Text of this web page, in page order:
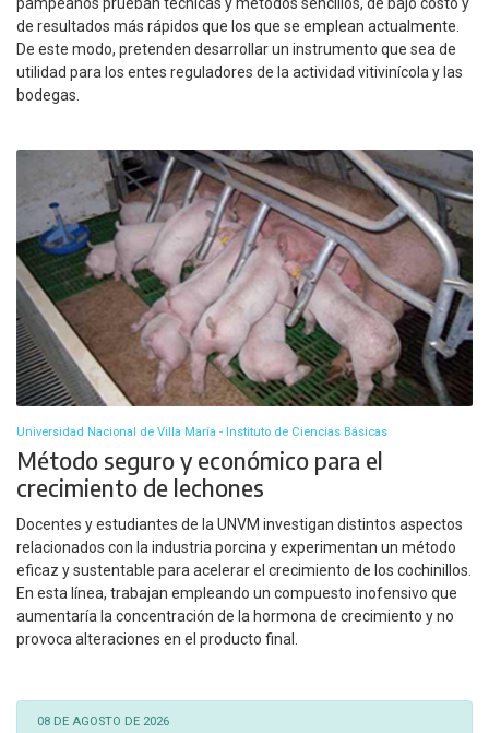
pampeanos prueban técnicas y métodos sencillos, de bajo costo y
de resultados más rápidos que los que se emplean actualmente.
De este modo, pretenden desarrollar un instrumento que sea de
utilidad para los entes reguladores de la actividad vitivinícola y las
bodegas.
Universidad Nacional de Villa María - Instituto de Ciencias Básicas
Método seguro y económico para el
crecimiento de lechones
Docentes y estudiantes de la UNVM investigan distintos aspectos
relacionados con la industria porcina y experimentan un método
eficaz y sustentable para acelerar el crecimiento de los cochinillos.
En esta línea, trabajan empleando un compuesto inofensivo que
aumentaría la concentración de la hormona de crecimiento y no
provoca alteraciones en el producto final.
08 DE AGOSTO DE 2026